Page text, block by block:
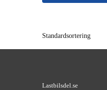
Lastbilsdel.se